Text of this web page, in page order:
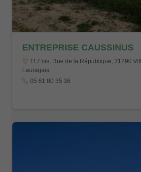
ENTREPRISE CAUSSINUS
117 bis, Rue de la République, 31290
Lauragais
05 61 80 35 36